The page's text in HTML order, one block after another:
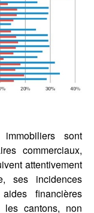
sont
commerciaux,
attentivement
ses incidences
financières
cantons, non